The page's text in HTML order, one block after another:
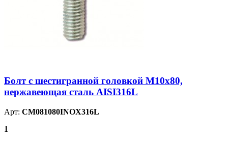
Болт с шестигранной головкой М10х80,
нержавеющая сталь AISI316L
Арт: CM081080INOX316L
1